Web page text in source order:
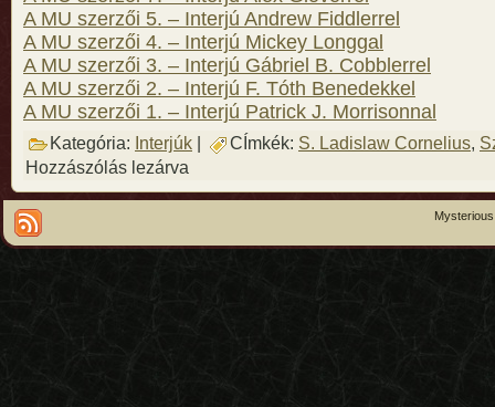
A MU szerzői 5. – Interjú Andrew Fiddlerrel
A MU szerzői 4. – Interjú Mickey Longgal
A MU szerzői 3. – Interjú Gábriel B. Cobblerrel
A MU szerzői 2. – Interjú F. Tóth Benedekkel
A MU szerzői 1. – Interjú Patrick J. Morrisonnal
Kategória: Interjúk | CÍmkék: S. Ladislaw Cornelius,
Hozzászólás lezárva